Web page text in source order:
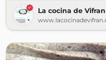
La cocina de Vifran